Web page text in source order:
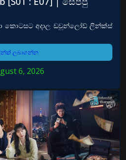
කොටසට අදාල ඩවුන්ලෝඩ් ලින්ක්ස්
ලබාගන්න
6, 2026